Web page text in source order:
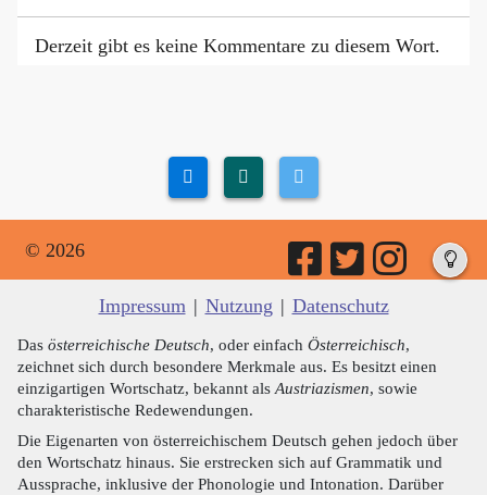
Derzeit gibt es keine Kommentare zu diesem Wort.
© 2026
Impressum | Nutzung | Datenschutz
Das österreichische Deutsch, oder einfach Österreichisch,
zeichnet sich durch besondere Merkmale aus. Es besitzt einen
einzigartigen Wortschatz, bekannt alsAustriazismen, sowie
charakteristische Redewendungen.
Die Eigenarten von österreichischem Deutsch gehen jedoch über
den Wortschatz hinaus. Sie erstrecken sich auf Grammatik und
Aussprache, inklusive der Phonologie und Intonation. Darüber